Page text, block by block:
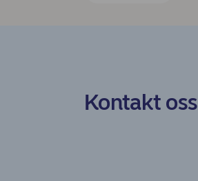
Kontakt oss